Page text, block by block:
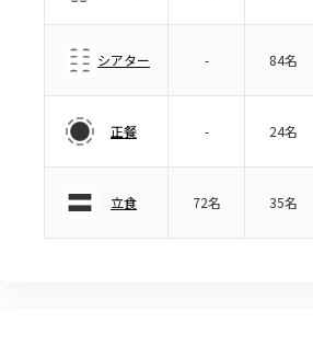
シアター - 84名
正餐 - 24名
立食 72名 35名